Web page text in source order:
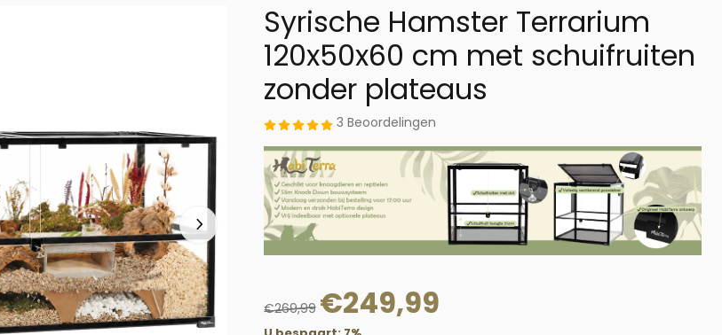
Syrische Hamster Terrarium
120x50x60 cm met schuifruiten
zonder plateaus
3 Beoordelingen
€269,99 €249,99